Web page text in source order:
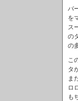
バ
を
ス
の
の
こ
タ
ま
ロ
も